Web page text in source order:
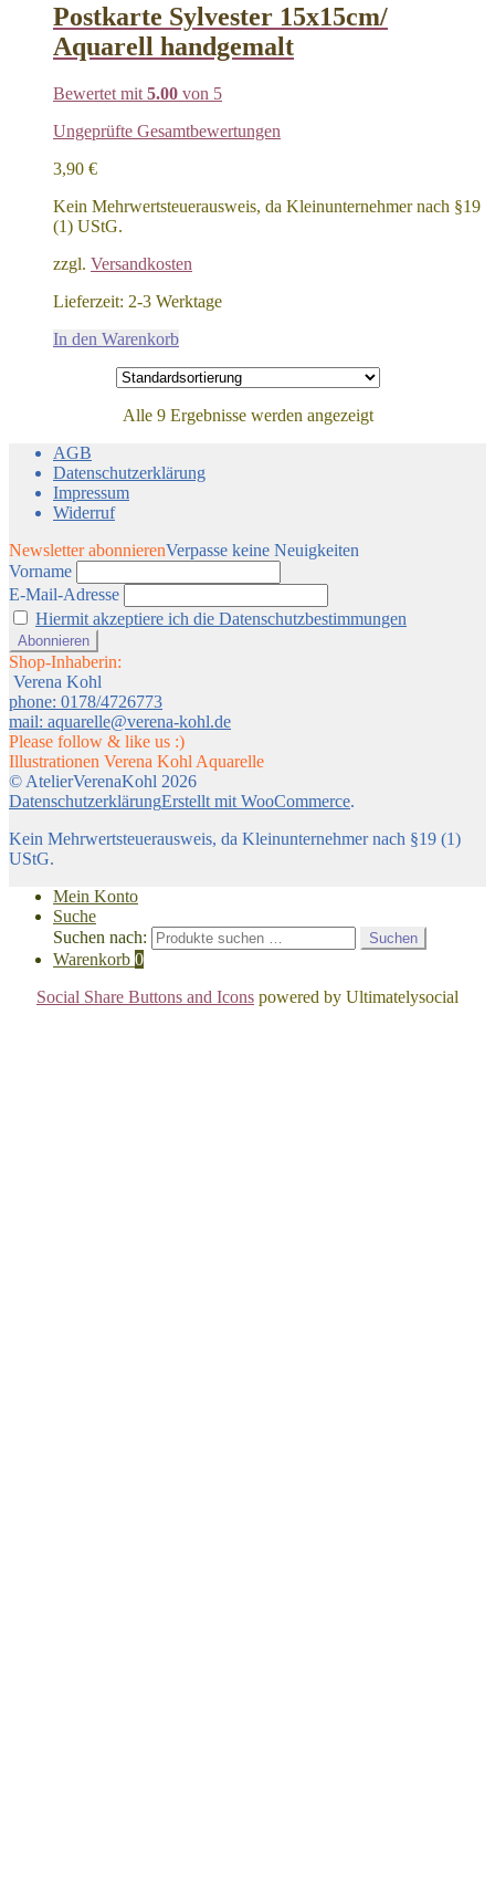
Postkarte Sylvester 15x15cm/
Aquarell handgemalt
Bewertet mit 5.00 von 5
Ungeprüfte Gesamtbewertungen
3,90 €
Kein Mehrwertsteuerausweis, da Kleinunternehmer nach §19
(1) UStG.
zzgl. Versandkosten
Lieferzeit: 2-3 Werktage
In den Warenkorb
Alle 9 Ergebnisse werden angezeigt
AGB
Datenschutzerklärung
Impressum
Widerruf
Newsletter abonnierenVerpasse keine Neuigkeiten
Vorname
E-Mail-Adresse
Hiermit akzeptiere ich die Datenschutzbestimmungen
Shop-Inhaberin:
Verena Kohl
phone: 0178/4726773
mail: aquarelle@verena-kohl.de
Please follow & like us :)
Illustrationen Verena Kohl Aquarelle
© AtelierVerenaKohl 2026
DatenschutzerklärungErstellt mit WooCommerce.
Kein Mehrwertsteuerausweis, da Kleinunternehmer nach §19 (1)
UStG.
Mein Konto
Suche
Suchen nach:
Suchen
Warenkorb 0
Social Share Buttons and Icons powered by Ultimatelysocial